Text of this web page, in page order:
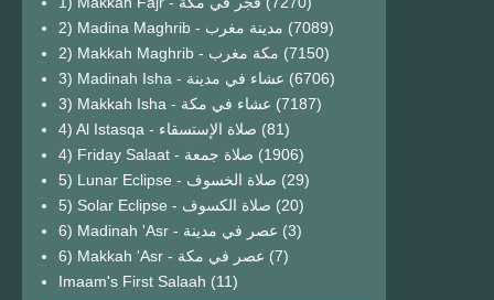
2) Madina Maghrib - مدينة مغرب (7089)
2) Makkah Maghrib - مكة مغرب (7150)
3) Madinah Isha - عشاء في مدينة (6706)
3) Makkah Isha - عشاء في مكة (7187)
4) Al Istasqa - صلاة الإستسقاء (81)
4) Friday Salaat - صلاة جمعة (1906)
5) Lunar Eclipse - صلاة الخسوف (29)
(20)
6) Madinah 'Asr - عصر في مدينة (3)
6) Makkah 'Asr - عصر في مكة (7)
Imaam's First Salaah (11)